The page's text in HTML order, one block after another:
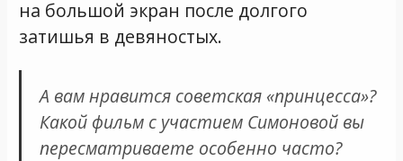
на большой экран после долгого
затишья в девяностых.
А вам нравится советская «принцесса»?
Какой фильм с участием Симоновой вы
пересматриваете особенно часто?